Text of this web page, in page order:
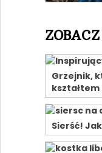
Grzejnik,
kształtem
Sierść!